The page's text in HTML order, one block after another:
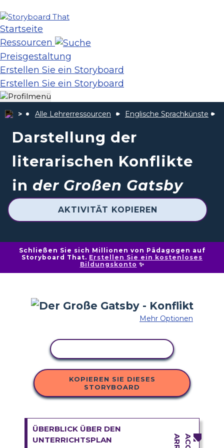
Startseite
Ressourcen
Preisgestaltung
Erstellen Sie ein Storyboard
Erstellen Sie ein Storyboard
Alle Lehrerressourcen Englische Sprachkünste
Darstellung der
literarischen Konflikte
in der Großen Gatsby
AKTIVITÄT KOPIEREN
Schließen Sie sich Millionen von Pädagogen auf
Storyboard That. Erstellen Sie ein kostenloses
Bildungskonto ✨
Mehr Optionen
KOPIEREN SIE DIESES
STORYBOARD
ÜBERBLICK ÜBER DEN
UNTERRICHTSPLAN